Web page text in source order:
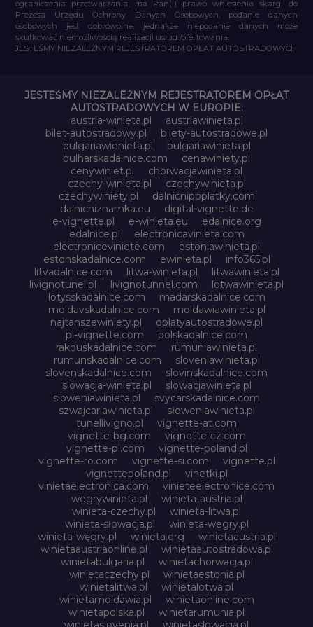
ograniczenia przetwarzania, ma Pan(i) prawo wniesienia skargi do
Prezesa Urzędu Ochrony Danych Osobowych, podanie danych
osobowych jest dobrowolne, jednakże niepodanie danych może
skutkować niemożliwością realizacji usług /ofertowania.
JESTEŚMY NIEZALEŻNYM REJESTRATOREM OPŁAT AUTOSTRADOWYCH
JESTEŚMY NIEZALEŻNYM REJESTRATOREM OPŁAT
AUTOSTRADOWYCH W EUROPIE:
austria-winieta.pl
austriawinieta.pl
bilet-autostradowy.pl
bilety-autostradowe.pl
bulgariawienieta.pl
bulgariawinieta.pl
bulharskadalnice.com
cenawiniety.pl
cenywiniet.pl
chorwacjawinieta.pl
czechy-winieta.pl
czechywinieta.pl
czechywiniety.pl
dalnicnipoplatky.com
dalnicniznamka.eu
digital-vignette.de
e-vignette.pl
e-winieta.eu
edalnice.org
edalnice.pl
electronicavinieta.com
electroniceviniete.com
estoniawinieta.pl
estonskadalnice.com
ewinieta.pl
info365.pl
litvadalnice.com
litwa-winieta.pl
litwawinieta.pl
livignotunel.pl
livignotunnel.com
lotwawinieta.pl
lotysskadalnice.com
madarskadalnice.com
moldavskadalnice.com
moldawiawinieta.pl
najtanszewiniety.pl
oplatyautostradowe.pl
pl-vignette.com
polskadalnice.com
rakouskadalnice.com
rumuniawinieta.pl
rumunskadalnice.com
sloveniawinieta.pl
slovenskadalnice.com
slovinskadalnice.com
slowacja-winieta.pl
slowacjawinieta.pl
sloweniawinieta.pl
svycarskadalnice.com
szwajcariawinieta.pl
słoweniawinieta.pl
tunellivigno.pl
vignette-at.com
vignette-bg.com
vignette-cz.com
vignette-pl.com
vignette-poland.pl
vignette-ro.com
vignette-si.com
vignette.pl
vignettepoland.pl
vinetki.pl
vinietaelectronica.com
vinieteelectronice.com
wegrywinieta.pl
winieta-austria.pl
winieta-czechy.pl
winieta-litwa.pl
winieta-słowacja.pl
winieta-wegry.pl
winieta-węgry.pl
winieta.org
winietaaustria.pl
winietaaustriaonline.pl
winietaautostradowa.pl
winietabulgaria.pl
winietachorwacja.pl
winietaczechy.pl
winietaestonia.pl
winietalitwa.pl
winietalotwa.pl
winietamoldawia.pl
winietaonline.com
winietapolska.pl
winietarumunia.pl